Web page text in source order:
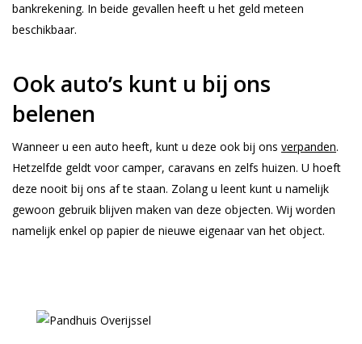
bankrekening. In beide gevallen heeft u het geld meteen
beschikbaar.
Ook auto’s kunt u bij ons
belenen
Wanneer u een auto heeft, kunt u deze ook bij ons verpanden.
Hetzelfde geldt voor camper, caravans en zelfs huizen. U hoeft
deze nooit bij ons af te staan. Zolang u leent kunt u namelijk
gewoon gebruik blijven maken van deze objecten. Wij worden
namelijk enkel op papier de nieuwe eigenaar van het object.